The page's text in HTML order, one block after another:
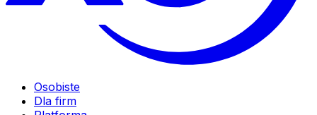
Osobiste
Dla firm